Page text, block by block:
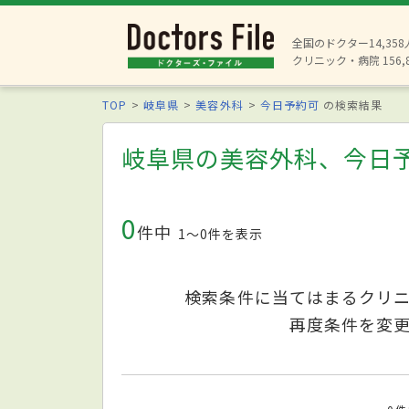
全国のドクター14,358
クリニック・病院
TOP 岐阜県 美容外科 今日予約可 の検索結果
岐阜県の美容外科、今日
0件中 1〜0件を表示
検索条件に当てはまるクリ
再度条件を変